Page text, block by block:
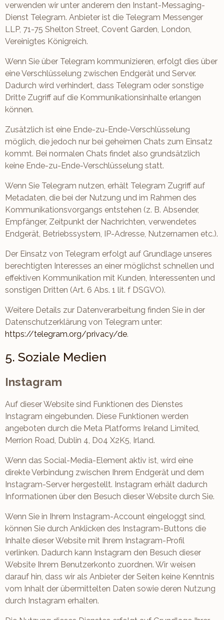
verwenden wir unter anderem den Instant-Messaging-
Dienst Telegram. Anbieter ist die Telegram Messenger
LLP, 71-75 Shelton Street, Covent Garden, London,
Vereinigtes Königreich.
Wenn Sie über Telegram kommunizieren, erfolgt dies über
eine Verschlüsselung zwischen Endgerät und Server.
Dadurch wird verhindert, dass Telegram oder sonstige
Dritte Zugriff auf die Kommunikationsinhalte erlangen
können.
Zusätzlich ist eine Ende-zu-Ende-Verschlüsselung
möglich, die jedoch nur bei geheimen Chats zum Einsatz
kommt. Bei normalen Chats findet also grundsätzlich
keine Ende-zu-Ende-Verschlüsselung statt.
Wenn Sie Telegram nutzen, erhält Telegram Zugriff auf
Metadaten, die bei der Nutzung und im Rahmen des
Kommunikationsvorgangs entstehen (z. B. Absender,
Empfänger, Zeitpunkt der Nachrichten, verwendetes
Endgerät, Betriebssystem, IP-Adresse, Nutzernamen etc.).
Der Einsatz von Telegram erfolgt auf Grundlage unseres
berechtigten Interesses an einer möglichst schnellen und
effektiven Kommunikation mit Kunden, Interessenten und
sonstigen Dritten (Art. 6 Abs. 1 lit. f DSGVO).
Weitere Details zur Datenverarbeitung finden Sie in der
Datenschutzerklärung von Telegram unter:
https://telegram.org/privacy/de.
5. Soziale Medien
Instagram
Auf dieser Website sind Funktionen des Dienstes
Instagram eingebunden. Diese Funktionen werden
angeboten durch die Meta Platforms Ireland Limited,
Merrion Road, Dublin 4, D04 X2K5, Irland.
Wenn das Social-Media-Element aktiv ist, wird eine
direkte Verbindung zwischen Ihrem Endgerät und dem
Instagram-Server hergestellt. Instagram erhält dadurch
Informationen über den Besuch dieser Website durch Sie.
Wenn Sie in Ihrem Instagram-Account eingeloggt sind,
können Sie durch Anklicken des Instagram-Buttons die
Inhalte dieser Website mit Ihrem Instagram-Profil
verlinken. Dadurch kann Instagram den Besuch dieser
Website Ihrem Benutzerkonto zuordnen. Wir weisen
darauf hin, dass wir als Anbieter der Seiten keine Kenntnis
vom Inhalt der übermittelten Daten sowie deren Nutzung
durch Instagram erhalten.